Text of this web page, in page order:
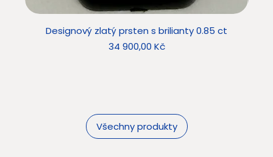
Všechny produkty
Designový zlatý prsten s brilianty 0.85 ct
Cena
34 900,00 Kč